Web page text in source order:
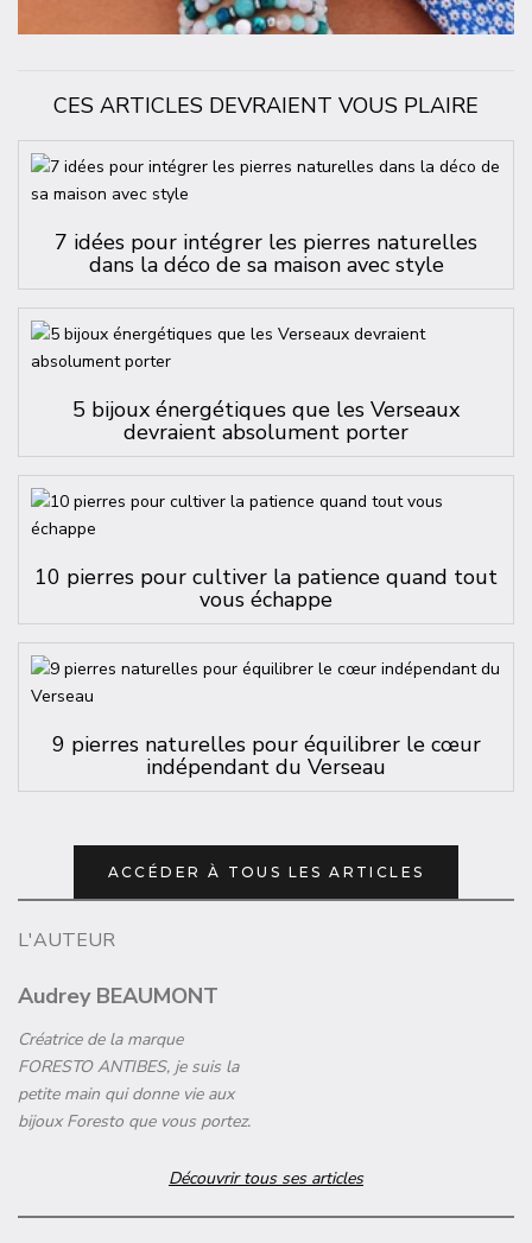
CES ARTICLES DEVRAIENT VOUS PLAIRE
7 idées pour intégrer les pierres naturelles
dans la déco de sa maison avec style
5 bijoux énergétiques que les Verseaux
devraient absolument porter
10 pierres pour cultiver la patience quand tout
vous échappe
9 pierres naturelles pour équilibrer le cœur
indépendant du Verseau
ACCÉDER À TOUS LES ARTICLES
L'AUTEUR
Audrey BEAUMONT
Créatrice de la marque
FORESTO ANTIBES, je suis la
petite main qui donne vie aux
bijoux Foresto que vous portez.
Découvrir tous ses articles